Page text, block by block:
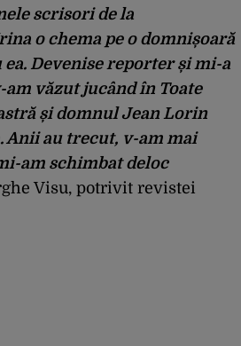
scrisori de la
o chema pe o domnișoară
Devenise reporter și mi-a
văzut jucând în Toate
și domnul Jean Lorin
Anii au trecut, v-am mai
am schimbat deloc
Visu, potrivit revistei